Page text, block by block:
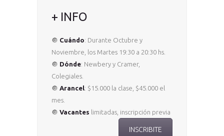
+ INFO
🔘 Cuándo: Durante Octubre y
Noviembre, los Martes 19:30 a 20:30 hs.
🔘 Dónde: Newbery y Cramer,
Colegiales.
🔘 Arancel: $15.000 la clase, $45.000 el
mes.
🔘 Vacantes limitadas, inscripción previa
INSCRIBITE